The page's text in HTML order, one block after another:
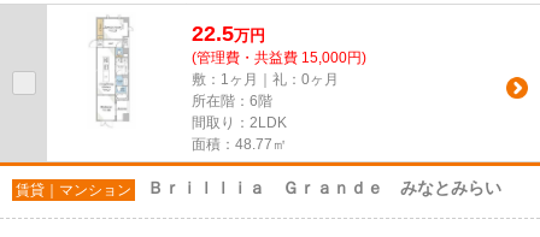
ペットと一緒に暮らせるお家...
22.5万円
(管理費・共益費 15,000円)
敷：1ヶ月｜礼：0ヶ月
所在階：6階
間取り：2LDK
面積：48.77㎡
賃貸｜マンション Ｂｒｉｌｌｉａ Ｇｒａｎｄｅ みなとみらい